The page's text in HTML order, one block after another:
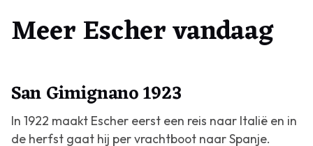
Meer Escher vandaag
San Gimignano 1923
In 1922 maakt Escher eerst een reis naar Italië en in
de herfst gaat hij per vrachtboot naar Spanje.